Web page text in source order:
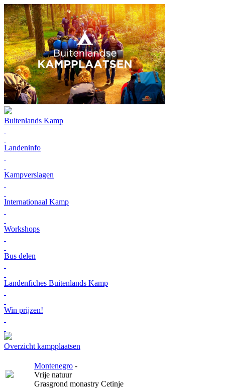
Buitenlands Kamp
Landeninfo
Kampverslagen
Internationaal Kamp
Workshops
Bus delen
Landenfiches Buitenlands Kamp
Win prijzen!
Overzicht kampplaatsen
Montenegro -
Vrije natuur
Grasgrond monastry Cetinje